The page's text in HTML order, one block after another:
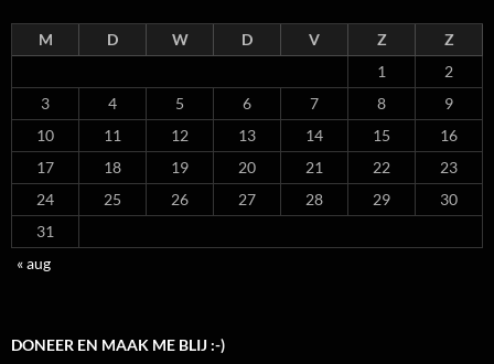
M D W D V Z
Z
1
2
3
4 5 6 7 8
9
10
11 12 13 14 15
16
17
18 19 20 21 22
23
24
25 26 27 28 29
30
31
« aug
DONEER EN MAAK ME BLIJ :-)